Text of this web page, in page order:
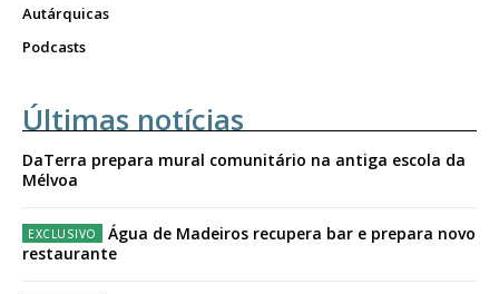
Autárquicas
Podcasts
Últimas notícias
DaTerra prepara mural comunitário na antiga escola da
Mélvoa
Água de Madeiros recupera bar e prepara novo
restaurante